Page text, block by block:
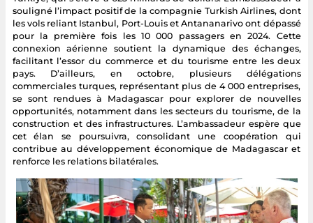
souligné l’impact positif de la compagnie Turkish Airlines, dont
les vols reliant Istanbul, Port-Louis et Antananarivo ont dépassé
pour la première fois les 10 000 passagers en 2024. Cette
connexion aérienne soutient la dynamique des échanges,
facilitant l’essor du commerce et du tourisme entre les deux
pays. D’ailleurs, en octobre, plusieurs délégations
commerciales turques, représentant plus de 4 000 entreprises,
se sont rendues à Madagascar pour explorer de nouvelles
opportunités, notamment dans les secteurs du tourisme, de la
construction et des infrastructures. L’ambassadeur espère que
cet élan se poursuivra, consolidant une coopération qui
contribue au développement économique de Madagascar et
renforce les relations bilatérales.